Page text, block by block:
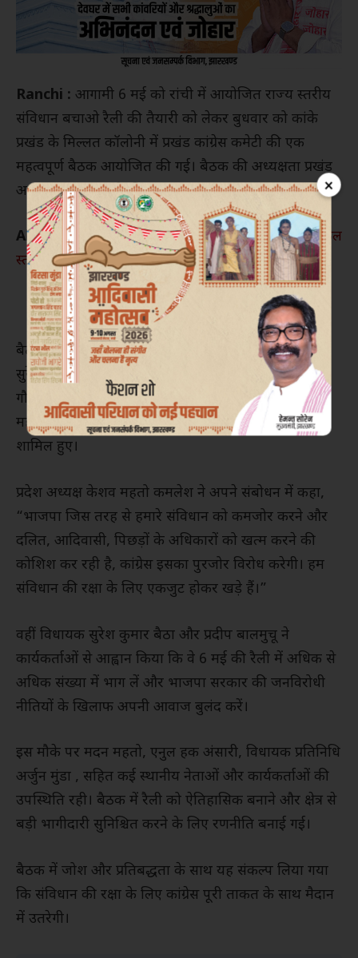
×
Ranchi : आगामी 6 मई को रांची में आयोजित राज्य स्तरीय
संविधान बचाओ रैली की तैयारी को लेकर बुधवार को कांके
प्रखंड के मिल्लत कॉलोनी में प्रखंड कांग्रेस कमेटी की एक
महत्वपूर्ण बैठक आयोजित की गई। बैठक की अध्यक्षता प्रखंड
अध्यक्ष संजर खान ने की।
Also Read :सीआरसी कन्या मध्य विद्यालय बरकट्ठा में संकुल
स्तरीय बैठक का आयोजन
बैठक में कांग्रेस प्रदेश अध्यक्ष केशव महतो कमलेश, विधायक
सुरेश कुमार बैठा, विधायक प्रदीप बालमुचू, कार्यालय प्रभारी
गौरीशंकर महतो, रांची ग्रामीण जिला अध्यक्ष राकेश किरण
महतो समेत कई वरिष्ठ कांग्रेस नेता और सैकड़ों कार्यकर्ता
शामिल हुए।
प्रदेश अध्यक्ष केशव महतो कमलेश ने अपने संबोधन में कहा,
“भाजपा जिस तरह से हमारे संविधान को कमजोर करने और
दलित, आदिवासी, पिछड़ों के अधिकारों को खत्म करने की
कोशिश कर रही है, कांग्रेस इसका पुरजोर विरोध करेगी। हम
संविधान की रक्षा के लिए एकजुट होकर खड़े हैं।”
वहीं विधायक सुरेश कुमार बैठा और प्रदीप बालमुचू ने
कार्यकर्ताओं से आह्वान किया कि वे 6 मई की रैली में अधिक से
अधिक संख्या में भाग लें और भाजपा सरकार की जनविरोधी
नीतियों के खिलाफ अपनी आवाज बुलंद करें।
इस मौके पर मदन महतो, एनुल हक अंसारी, विधायक प्रतिनिधि
अर्जुन मुंडा , सहित कई स्थानीय नेताओं और कार्यकर्ताओं की
उपस्थिति रही। बैठक में रैली को ऐतिहासिक बनाने और क्षेत्र से
बड़ी भागीदारी सुनिश्चित करने के लिए रणनीति बनाई गई।
बैठक में जोश और प्रतिबद्धता के साथ यह संकल्प लिया गया
कि संविधान की रक्षा के लिए कांग्रेस पूरी ताकत के साथ मैदान
में उतरेगी।